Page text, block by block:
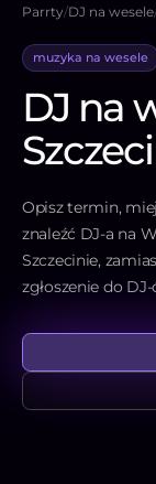
Parrty/DJ na wesele
muzyka na wesele
DJ na
Opisz termin,
znaleźć DJ-a na
Szczecinie,
zgłoszenie do